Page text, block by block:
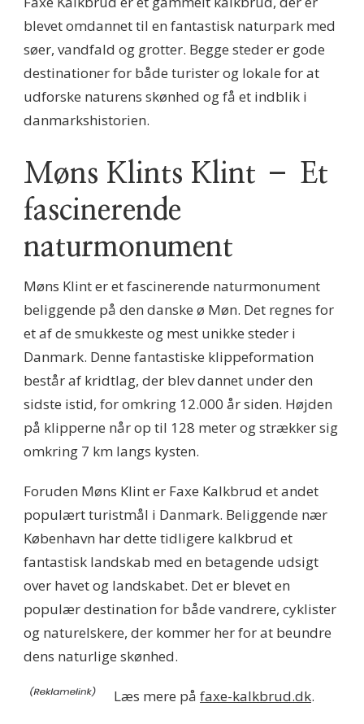
blevet omdannet til en fantastisk naturpark med
søer, vandfald og grotter. Begge steder er gode
destinationer for både turister og lokale for at
udforske naturens skønhed og få et indblik i
danmarkshistorien.
Møns Klints Klint – Et
fascinerende
naturmonument
Møns Klint er et fascinerende naturmonument
beliggende på den danske ø Møn. Det regnes for
et af de smukkeste og mest unikke steder i
Danmark. Denne fantastiske klippeformation
består af kridtlag, der blev dannet under den
sidste istid, for omkring 12.000 år siden. Højden
på klipperne når op til 128 meter og strækker sig
omkring 7 km langs kysten.
Foruden Møns Klint er Faxe Kalkbrud et andet
populært turistmål i Danmark. Beliggende nær
København har dette tidligere kalkbrud et
fantastisk landskab med en betagende udsigt
over havet og landskabet. Det er blevet en
populær destination for både vandrere, cyklister
og naturelskere, der kommer her for at beundre
dens naturlige skønhed.
Læs mere på faxe-kalkbrud.dk.